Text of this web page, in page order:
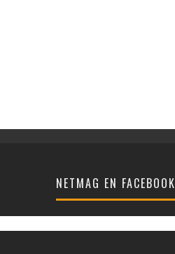
NETMAG EN FACEBOOK